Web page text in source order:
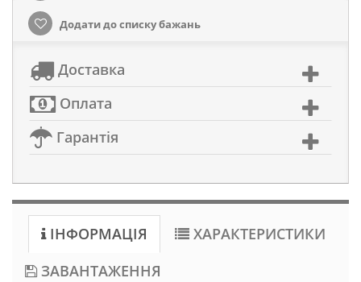
Додати до списку бажань
Доставка
Оплата
Гарантія
ІНФОРМАЦІЯ
ХАРАКТЕРИСТИКИ
ЗАВАНТАЖЕННЯ